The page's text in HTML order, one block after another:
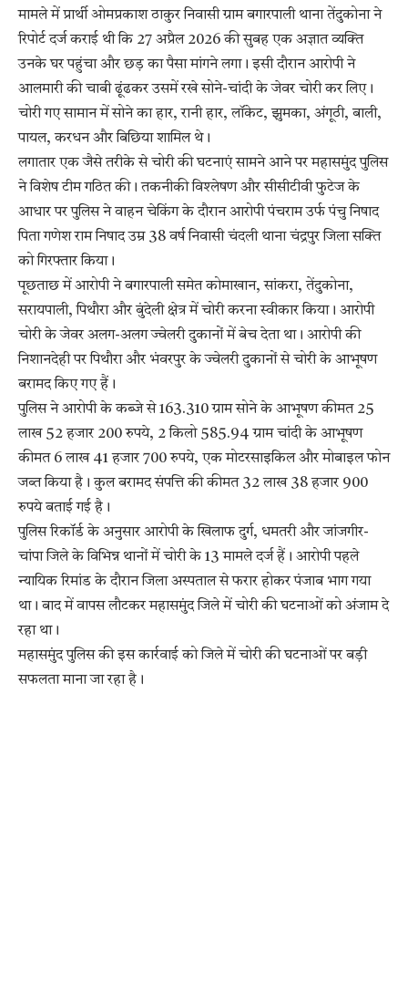
मामले में प्रार्थी ओमप्रकाश ठाकुर निवासी ग्राम बगारपाली थाना तेंदुकोना ने
रिपोर्ट दर्ज कराई थी कि 27 अप्रैल 2026 की सुबह एक अज्ञात व्यक्ति
उनके घर पहुंचा और छड़ का पैसा मांगने लगा। इसी दौरान आरोपी ने
आलमारी की चाबी ढूंढकर उसमें रखे सोने-चांदी के जेवर चोरी कर लिए।
चोरी गए सामान में सोने का हार, रानी हार, लॉकेट, झुमका, अंगूठी, बाली,
पायल, करधन और बिछिया शामिल थे।
लगातार एक जैसे तरीके से चोरी की घटनाएं सामने आने पर महासमुंद पुलिस
ने विशेष टीम गठित की। तकनीकी विश्लेषण और सीसीटीवी फुटेज के
आधार पर पुलिस ने वाहन चेकिंग के दौरान आरोपी पंचराम उर्फ पंचु निषाद
पिता गणेश राम निषाद उम्र 38 वर्ष निवासी चंदली थाना चंद्रपुर जिला सक्ति
को गिरफ्तार किया।
पूछताछ में आरोपी ने बगारपाली समेत कोमाखान, सांकरा, तेंदुकोना,
सरायपाली, पिथौरा और बुंदेली क्षेत्र में चोरी करना स्वीकार किया। आरोपी
चोरी के जेवर अलग-अलग ज्वेलरी दुकानों में बेच देता था। आरोपी की
निशानदेही पर पिथौरा और भंवरपुर के ज्वेलरी दुकानों से चोरी के आभूषण
बरामद किए गए हैं।
पुलिस ने आरोपी के कब्जे से 163.310 ग्राम सोने के आभूषण कीमत 25
लाख 52 हजार 200 रुपये, 2 किलो 585.94 ग्राम चांदी के आभूषण
कीमत 6 लाख 41 हजार 700 रुपये, एक मोटरसाइकिल और मोबाइल फोन
जब्त किया है। कुल बरामद संपत्ति की कीमत 32 लाख 38 हजार 900
रुपये बताई गई है।
पुलिस रिकॉर्ड के अनुसार आरोपी के खिलाफ दुर्ग, धमतरी और जांजगीर-
चांपा जिले के विभिन्न थानों में चोरी के 13 मामले दर्ज हैं। आरोपी पहले
न्यायिक रिमांड के दौरान जिला अस्पताल से फरार होकर पंजाब भाग गया
था। बाद में वापस लौटकर महासमुंद जिले में चोरी की घटनाओं को अंजाम दे
रहा था।
महासमुंद पुलिस की इस कार्रवाई को जिले में चोरी की घटनाओं पर बड़ी
सफलता माना जा रहा है।